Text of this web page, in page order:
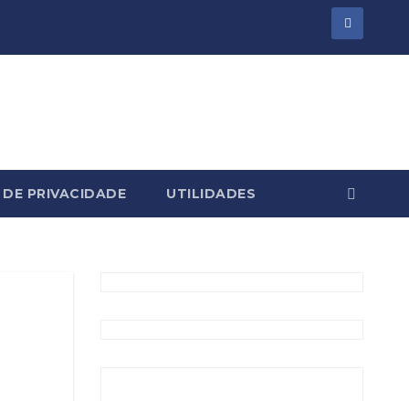
PRIVACIDADE UTILIDADES